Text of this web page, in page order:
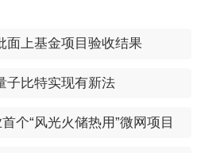
面上基金项目验收结果
子比特实现有新法
个“风光火储热用”微网项目